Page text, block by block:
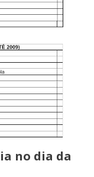
no dia da